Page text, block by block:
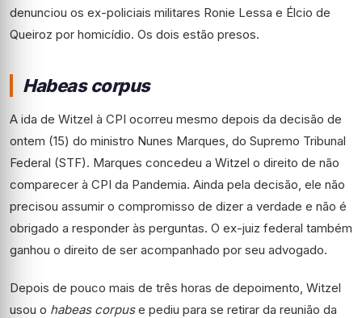
denunciou os ex-policiais militares Ronie Lessa e Élcio de
Queiroz por homicídio. Os dois estão presos.
Habeas corpus
A ida de Witzel à CPI ocorreu mesmo depois da decisão de
ontem (15) do ministro Nunes Marques, do Supremo Tribunal
Federal (STF). Marques concedeu a Witzel o direito de não
comparecer à CPI da Pandemia. Ainda pela decisão, ele não
precisou assumir o compromisso de dizer a verdade e não é
obrigado a responder às perguntas. O ex-juiz federal também
ganhou o direito de ser acompanhado por seu advogado.
Depois de pouco mais de três horas de depoimento, Witzel
usou o habeas corpuse pediu para se retirar da reunião da